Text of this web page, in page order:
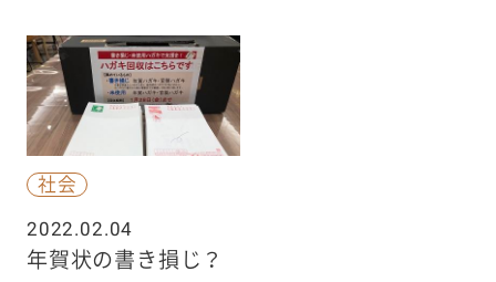
社会
2022.02.04
年賀状の書き損じ？